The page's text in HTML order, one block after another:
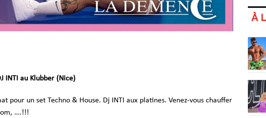
INTI au Klubber (Nice)
pour un set Techno & House. Dj INTI aux platines. Venez-vous chauffer
….!!!
À